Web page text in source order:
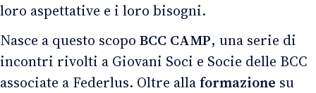
loro aspettative e i loro bisogni.
Nasce a questo scopo BCC CAMP, una serie di
incontri rivolti a Giovani Soci e Socie delle BCC
associate a Federlus. Oltre allaformazione su